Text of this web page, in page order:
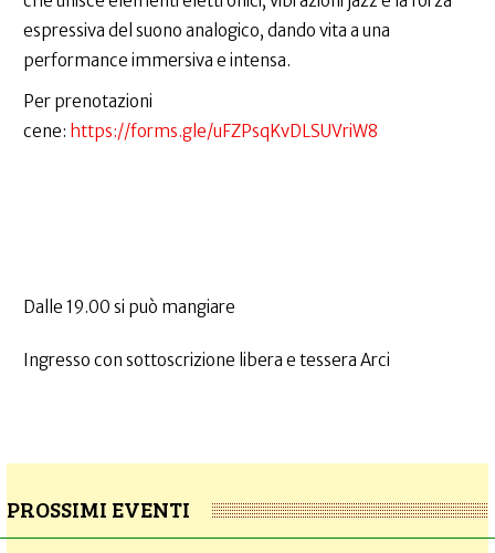
espressiva del suono analogico, dando vita a una
performance immersiva e intensa.
Per prenotazioni
cene: https://forms.gle/uFZPsqKvDLSUVriW8
Dalle 19.00 si può mangiare
Ingresso con sottoscrizione libera e tessera Arci
PROSSIMI EVENTI